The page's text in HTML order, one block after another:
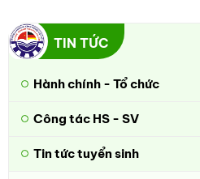
TIN TỨC
Hành chính - Tổ chức
Công tác HS - SV
Tin tức tuyển sinh